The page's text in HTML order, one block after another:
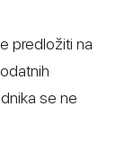
predložiti na
se ne